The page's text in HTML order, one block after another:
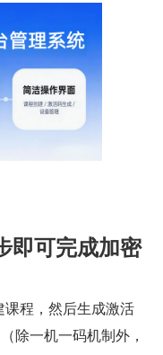
即可完成加密
程，然后生成激活
除一机一码机制外，